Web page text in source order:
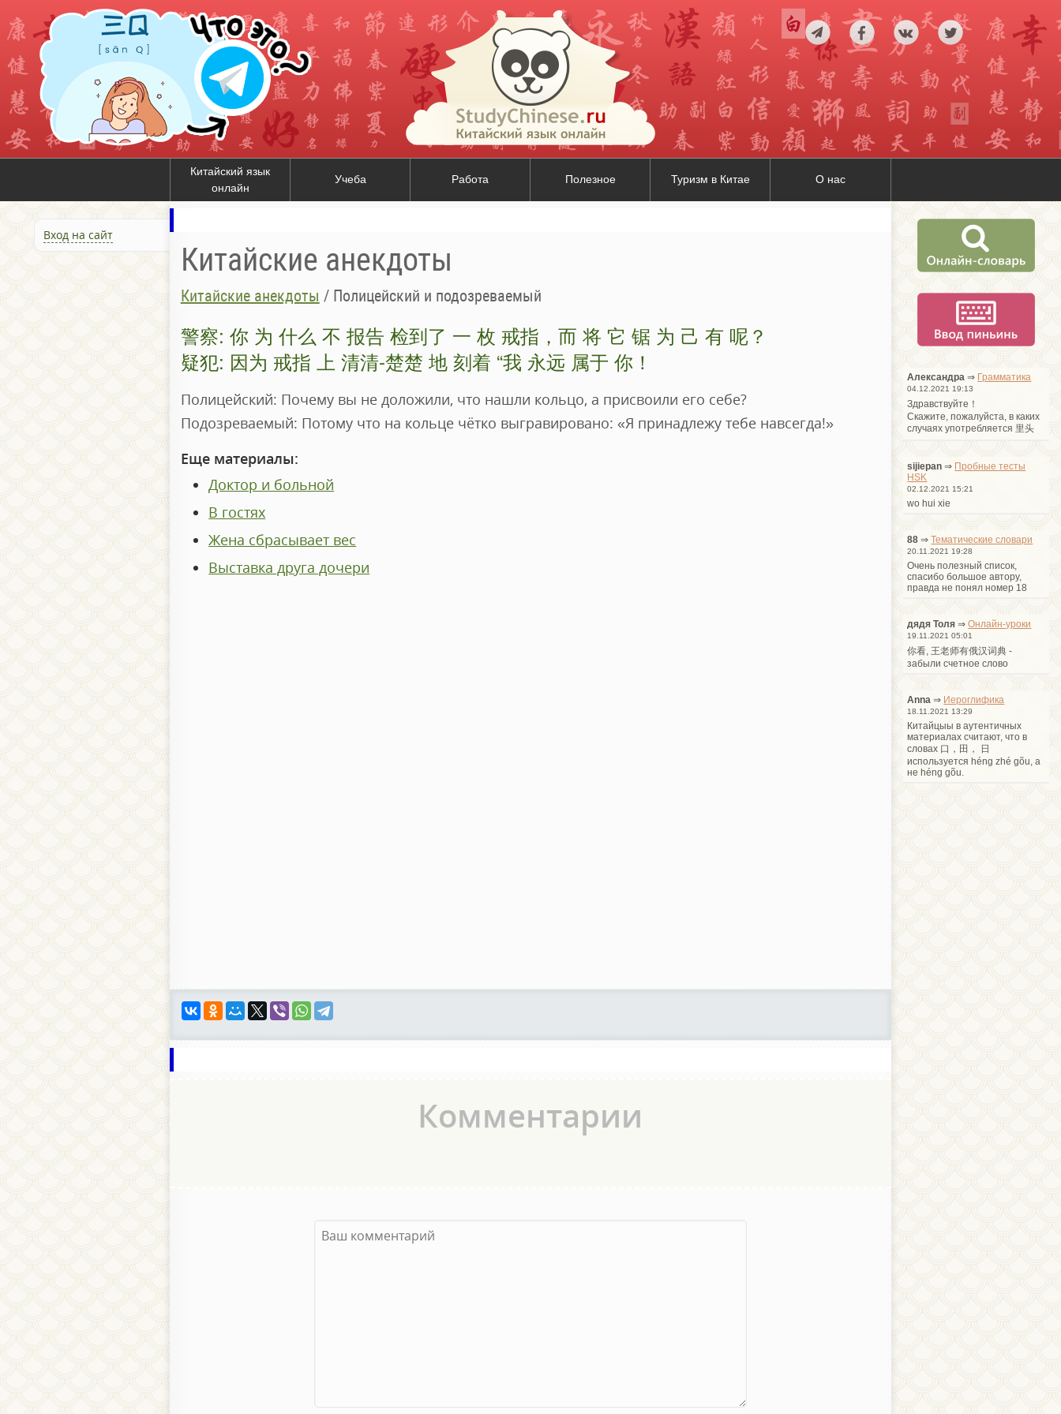
Китайский язык
онлайн
Учеба Работа Полезное Туризм в Китае О нас
Вход на сайт
Китайские анекдоты
Китайские анекдоты / Полицейский и подозреваемый
警察: 你 为 什么 不 报告 检到了 一 枚 戒指，而 将 它 锯 为 己 有 呢？
疑犯: 因为 戒指 上 清清-楚楚 地 刻着 “我 永远 属于 你！
Полицейский: Почему вы не доложили, что нашли кольцо, а присвоили его себе?
Подозреваемый: Потому что на кольце чётко выгравировано: «Я принадлежу тебе навсегда!»
Еще материалы:
Доктор и больной
В гостях
Жена сбрасывает вес
Выставка друга дочери
Комментарии
Александра ⇒ Грамматика
04.12.2021 19:13
Здравствуйте！
Cкажите, пожалуйста, в каких
случаях употребляется 里头
sijiepan ⇒ Пробные тесты
HSK
02.12.2021 15:21
wo hui xie
88 ⇒Тематические словари
20.11.2021 19:28
Очень полезный список,
спасибо большое автору,
правда не понял номер 18
дядя Толя ⇒Онлайн-уроки
19.11.2021 05:01
你看, 王老师有俄汉词典 -
забыли счетное слово
Anna ⇒ Иероглифика
18.11.2021 13:29
Китайцыы в аутентичных
материалах считают, что в
словах 口，田， 日
используется héng zhé gõu, а
не héng gõu.